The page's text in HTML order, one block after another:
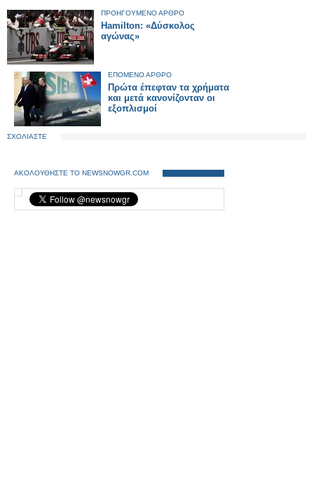
ΠΡΟΗΓΟΥΜΕΝΟ ΑΡΘΡΟ
Hamilton: «Δύσκολος
αγώνας»
ΕΠΟΜΕΝΟ ΑΡΘΡΟ
Πρώτα έπεφταν τα χρήματα
και μετά κανονίζονταν οι
εξοπλισμοί
ΣΧΟΛΙΑΣΤΕ
ΑΚΟΛΟΥΘΗΣΤΕ ΤΟ NEWSNOWGR.COM